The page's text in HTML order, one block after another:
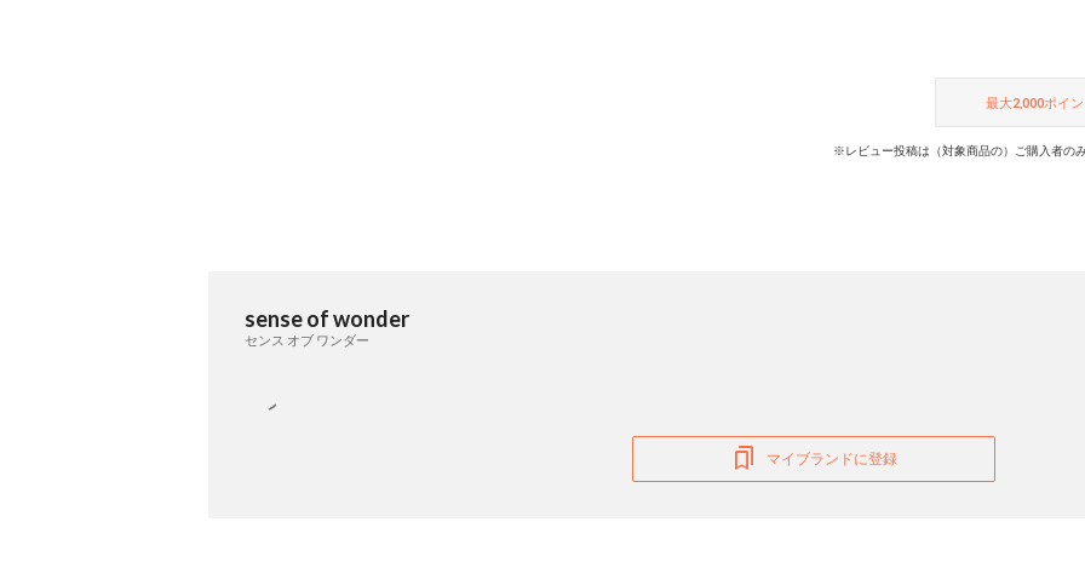
最大2,000ポイ
※レビュー投稿は（対象商品の）ご購入者の
sense of wonder
センス オブ ワンダー
マイブランドに登録